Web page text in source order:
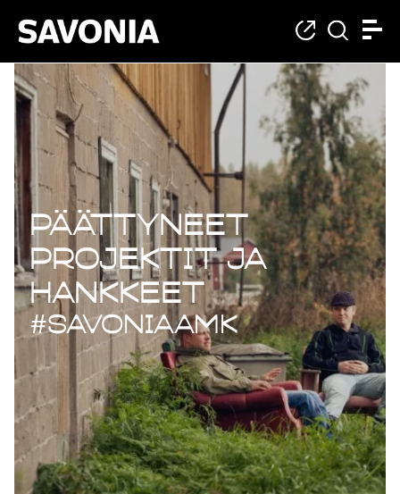
Päättyneet
Päättyneet
projektit ja
hankkeet
#savoniaAMK